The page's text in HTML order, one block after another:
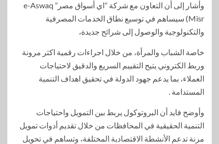
وأشار إلى أن التعاون مع شركة “اي أسواق مصر” e-Aswaq
Misr) سيساهم في توسيع نطاق الخدمات المصرفية
والتكنولوجية والوصول إلى شرائح جديدة،
خاصة الشباب والمرأة، من خلال اجراءات رقمية اكثر مرونة
وربط الكتروني يتيح التقييم السريع والدقيق لاحتياجات
العملاء، بما يدعم جهود الدولة في تحقيق اهداف التنمية
المستدامة .
وأوضح فايد أن البروتوكول يربط بين التمويل واحتياجات
التنمية الحقيقية في المحافظات من خلال تقديم أدوات تمويل
مرنة تدعم الأنشطة الاقتصادية المختلفة، وتساهم في تحويل